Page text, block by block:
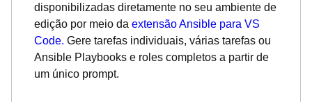
disponibilizadas diretamente no seu ambiente de
edição por meio da extensão Ansible para VS
Code. Gere tarefas individuais, várias tarefas ou
Ansible Playbooks e roles completos a partir de
um único prompt.